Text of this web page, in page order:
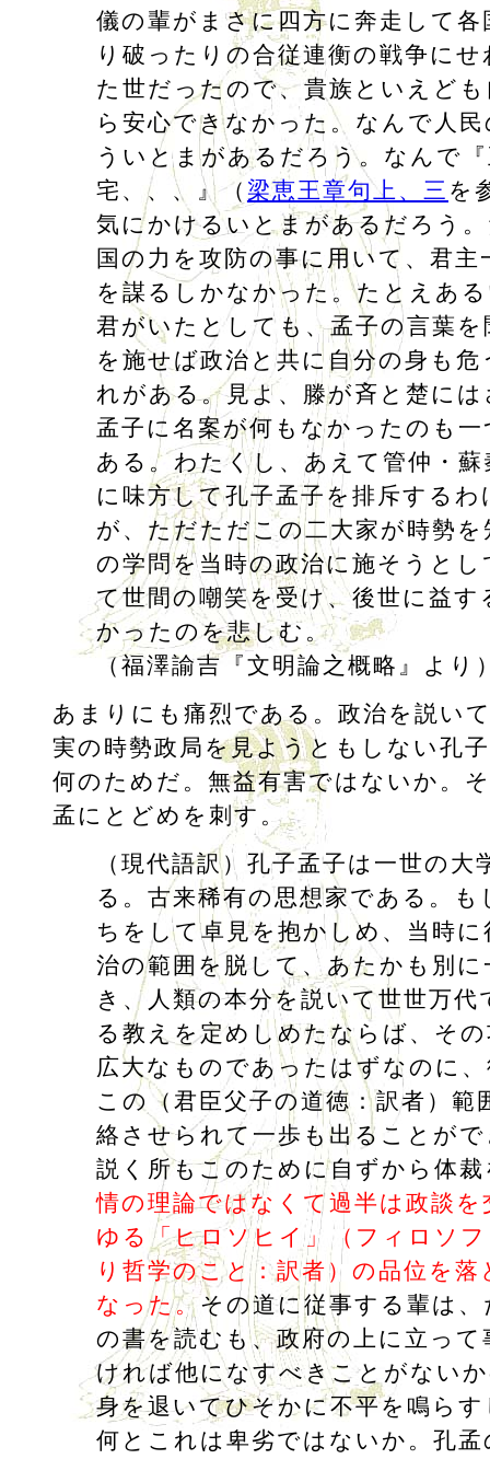
儀の輩がまさに四方に奔走して各
り破ったりの合従連衡の戦争に
た世だったので、貴族といえど
ら安心できなかった。なんで人
ういとまがあるだろう。なんで
宅、、、』（ 梁恵王章句上、三 を
気にかけるいとまがあるだろう
国の力を攻防の事に用いて、君主
を謀るしかなかった。たとえあ
君がいたとしても、孟子の言葉を
を施せば政治と共に自分の身も
れがある。見よ、滕が斉と楚に
孟子に名案が何もなかったのも
ある。わたくし、あえて管仲・蘇
に味方して孔子孟子を排斥する
が、ただただこの二大家が時勢
の学問を当時の政治に施そうと
て世間の嘲笑を受け、後世に益す
かったのを悲しむ。
（福澤諭吉『文明論之概略』より
あまりにも痛烈である。政治を説い
実の時勢政局を見ようともしない孔
何のためだ。無益有害ではないか。
孟にとどめを刺す。
（現代語訳）孔子孟子は一世の大
る。古来稀有の思想家である。も
ちをして卓見を抱かしめ、当時
治の範囲を脱して、あたかも別に
き、人類の本分を説いて世世万代
る教えを定めしめたならば、そ
広大なものであったはずなのに
この（君臣父子の道徳：訳者）範
絡させられて一歩も出ることが
説く所もこのために自ずから体
情の理論ではなくて過半は政談を
ゆる「ヒロソヒイ」（フィロソ
り哲学のこと：訳者）の品位を
なった。 その道に従事する輩は
の書を読むも、政府の上に立っ
ければ他になすべきことがない
身を退いてひそかに不平を鳴ら
何とこれは卑劣ではないか。孔